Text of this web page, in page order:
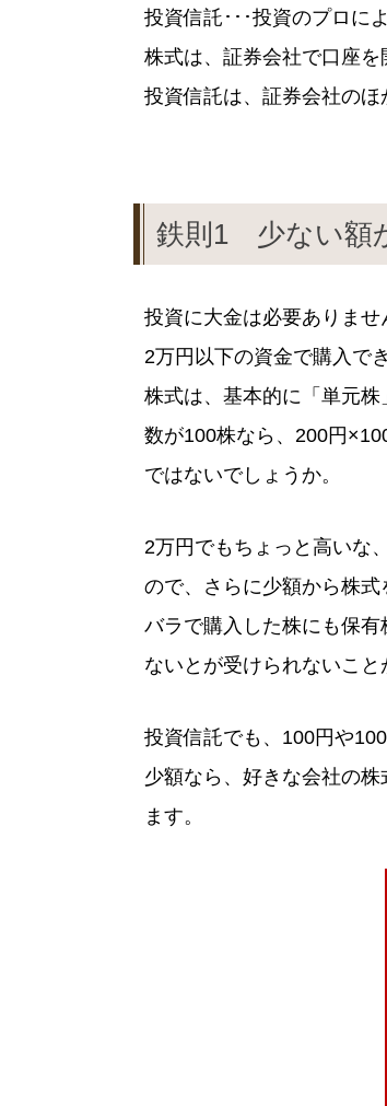
投資信託･･･投資のプロに
株式は、証券会社で口座を
投資信託は、証券会社のほ
鉄則1 少ない額
投資に大金は必要ありませ
2万円以下の資金で購入で
株式は、基本的に「単元
数が100株なら、200円
ではないでしょうか。
2万円でもちょっと高いな
ので、さらに少額から株式
バラで購入した株にも保
ないとが受けられないこと
投資信託でも、100円や
少額なら、好きな会社の
ます。